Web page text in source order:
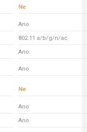
Ne
Ano
802.11 a/b/g/n/ac
Ano
Ano
Ne
Ano
Ano